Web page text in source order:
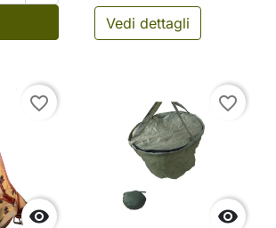
Aggiungi al carrelloVedi dettagli

favorite_border

favorite_border